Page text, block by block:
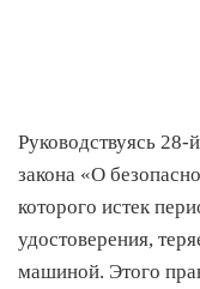
Руководствуясь 28-
закона «О
которого истек
удостоверения,
машиной. Этого